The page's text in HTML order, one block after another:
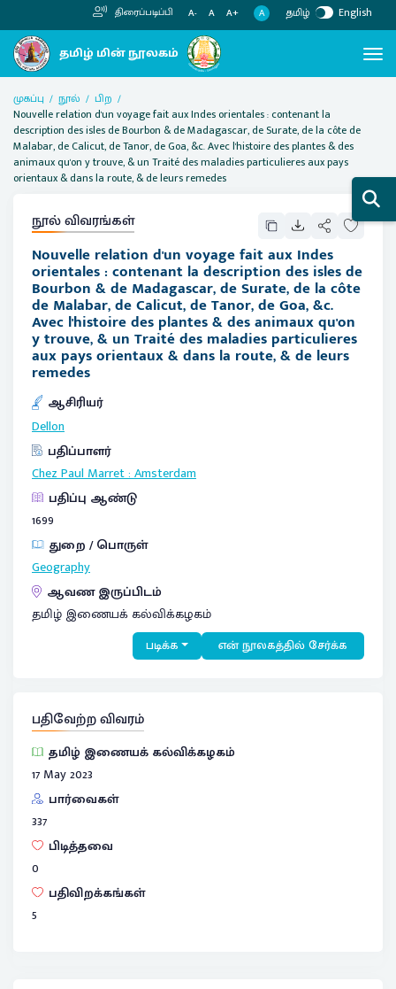
திரைப்படிப்பி A- A A+ A தமிழ் English
முகப்பு நூல்
பிற
Nouvelle relation d'un voyage fait aux Indes orientales : contenant la
description des isles de Bourbon & de Madagascar, de Surate, de la côte de
Malabar, de Calicut, de Tanor, de Goa, &c. Avec l'histoire des plantes & des
animaux qu'on y trouve, & un Traité des maladies particulieres aux pays
orientaux & dans la route, & de leurs remedes
நூல் விவரங்கள்
Nouvelle relation d'un voyage fait aux Indes
orientales : contenant la description des isles de
Bourbon & de Madagascar, de Surate, de la côte
de Malabar, de Calicut, de Tanor, de Goa, &c.
Avec l'histoire des plantes & des animaux qu'on
y trouve, & un Traité des maladies particulieres
aux pays orientaux & dans la route, & de leurs
remedes
ஆசிரியர்
Dellon
பதிப்பாளர்
Chez Paul Marret:Amsterdam
பதிப்பு ஆண்டு
1699
துறை / பொருள்
Geography
ஆவண இருப்பிடம்
தமிழ் இணையக் கல்விக்கழகம்
படிக்க என் நூலகத்தில் சேர்க்க
பதிவேற்ற விவரம்
தமிழ் இணையக் கல்விக்கழகம்
17 May 2023
பார்வைகள்
337
பிடித்தவை
0
பதிவிறக்கங்கள்
5